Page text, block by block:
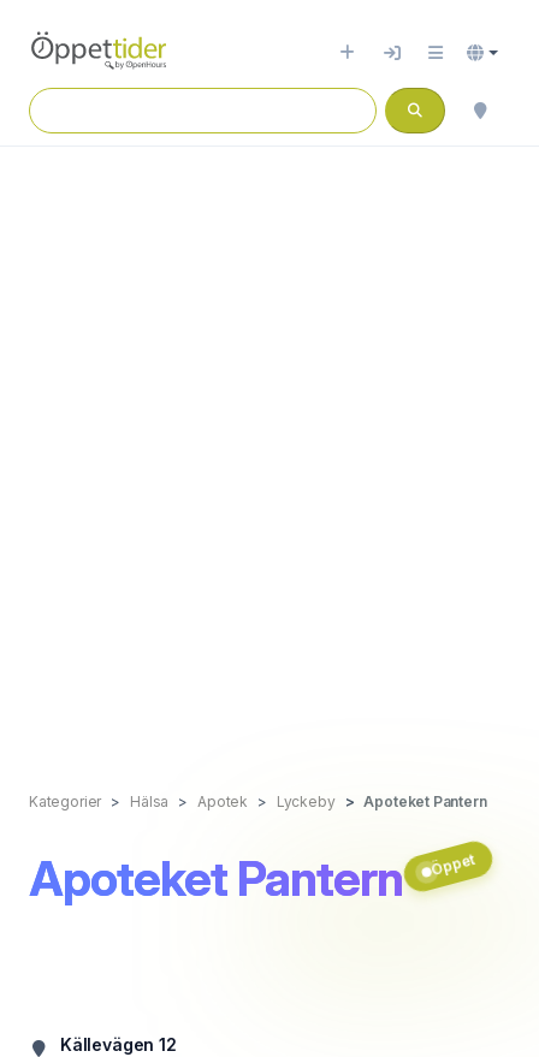
Kategorier Hälsa Apotek Lyckeby Apoteket Pantern
Apoteket Pantern Öppet
Källevägen 12